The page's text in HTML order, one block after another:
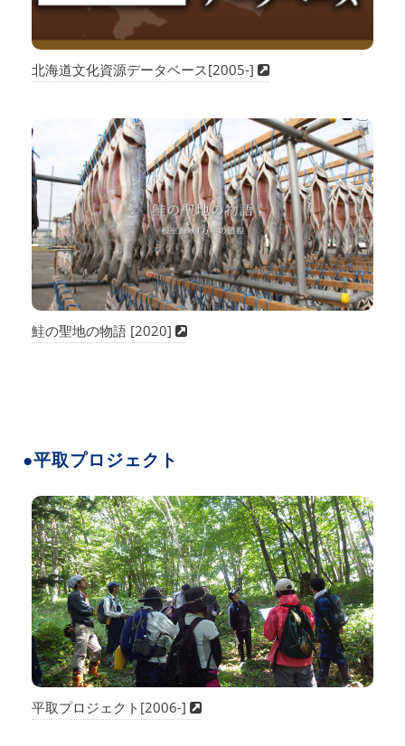
北海道文化資源データベース[2005-]
鮭の聖地の物語 [2020]
●平取プロジェクト
平取プロジェクト[2006-]